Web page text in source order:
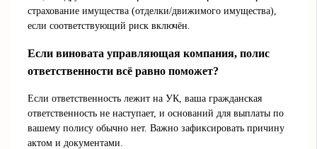
страхование имущества (отделки/движимого имущества),
если соответствующий риск включён.
Если виновата управляющая компания, полис
ответственности всё равно поможет?
Если ответственность лежит на УК, ваша гражданская
ответственность не наступает, и оснований для выплаты по
вашему полису обычно нет. Важно зафиксировать причину
актом и документами.